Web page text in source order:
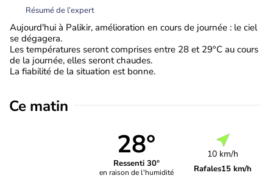
Résumé de l’expert
Aujourd'hui à Palikir, amélioration en cours de journée : le ciel
se dégagera.
Les températures seront comprises entre 28 et 29°C au cours
de la journée, elles seront chaudes.
La fiabilité de la situation est bonne.
Ce matin
28°
Ressenti 30°
en raison de l'humidité
10 km/h
Rafales15 km/h